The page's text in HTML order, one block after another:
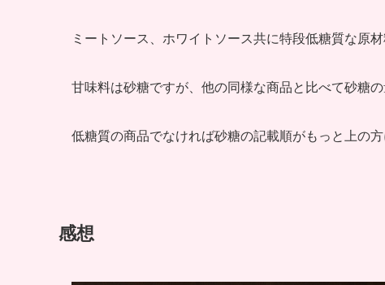
ミートソース、ホワイトソース共に特段低糖質な原材
甘味料は砂糖ですが、他の同様な商品と比べて砂糖
低糖質の商品でなければ砂糖の記載順がもっと上の方
感想